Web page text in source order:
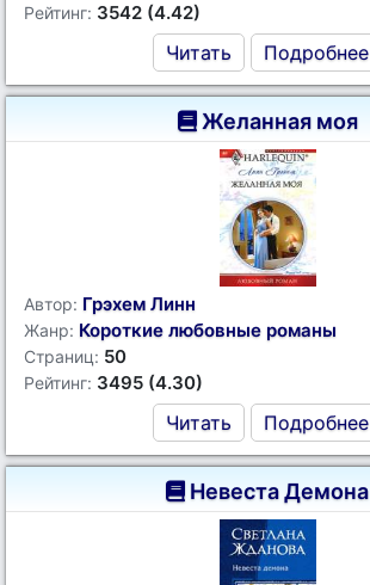
Рейтинг: 3542 (4.42)
Читать Подробнее
Желанная моя
Автор: Грэхем Линн
Жанр: Короткие любовные романы
Страниц: 50
Рейтинг: 3495 (4.30)
Читать Подробнее
Невеста Демона